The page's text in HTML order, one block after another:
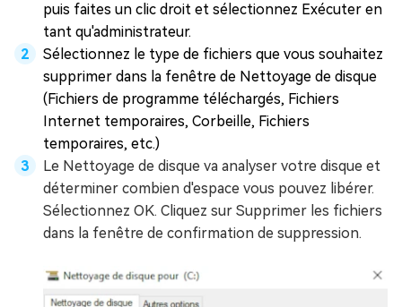
puis faites un clic droit et sélectionnez Exécuter en
tant qu'administrateur.
Sélectionnez le type de fichiers que vous souhaitez
supprimer dans la fenêtre de Nettoyage de disque
(Fichiers de programme téléchargés, Fichiers
Internet temporaires, Corbeille, Fichiers
temporaires, etc.)
Le Nettoyage de disque va analyser votre disque et
déterminer combien d'espace vous pouvez libérer.
Sélectionnez OK. Cliquez sur Supprimer les fichiers
dans la fenêtre de confirmation de suppression.